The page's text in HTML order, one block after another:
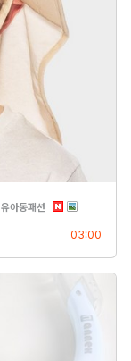
유아동패션 분류
03:00